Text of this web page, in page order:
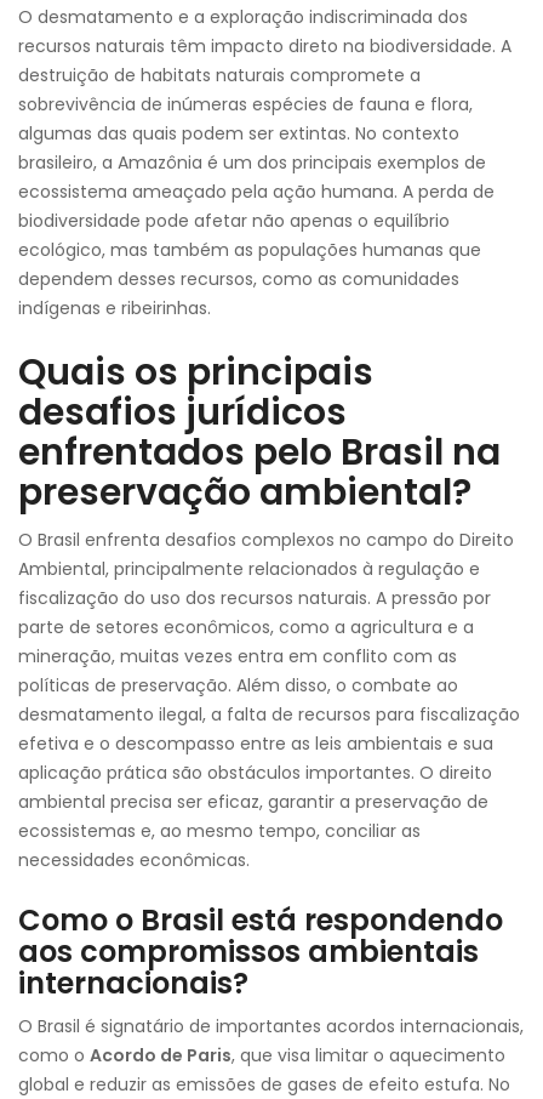
O desmatamento e a exploração indiscriminada dos
recursos naturais têm impacto direto na biodiversidade. A
destruição de habitats naturais compromete a
sobrevivência de inúmeras espécies de fauna e flora,
algumas das quais podem ser extintas. No contexto
brasileiro, a Amazônia é um dos principais exemplos de
ecossistema ameaçado pela ação humana. A perda de
biodiversidade pode afetar não apenas o equilíbrio
ecológico, mas também as populações humanas que
dependem desses recursos, como as comunidades
indígenas e ribeirinhas.
Quais os principais
desafios jurídicos
enfrentados pelo Brasil na
preservação ambiental?
O Brasil enfrenta desafios complexos no campo do Direito
Ambiental, principalmente relacionados à regulação e
fiscalização do uso dos recursos naturais. A pressão por
parte de setores econômicos, como a agricultura e a
mineração, muitas vezes entra em conflito com as
políticas de preservação. Além disso, o combate ao
desmatamento ilegal, a falta de recursos para fiscalização
efetiva e o descompasso entre as leis ambientais e sua
aplicação prática são obstáculos importantes. O direito
ambiental precisa ser eficaz, garantir a preservação de
ecossistemas e, ao mesmo tempo, conciliar as
necessidades econômicas.
Como o Brasil está respondendo
aos compromissos ambientais
internacionais?
O Brasil é signatário de importantes acordos internacionais,
como o Acordo de Paris, que visa limitar o aquecimento
global e reduzir as emissões de gases de efeito estufa. No